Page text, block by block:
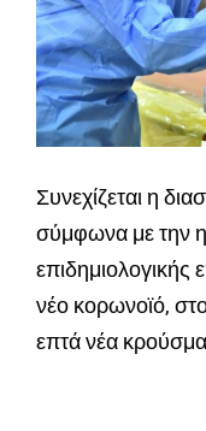
Συνεχίζεται η
σύμφωνα με την
επιδημιολογικής
νέο κορωνοϊό,
επτά νέα